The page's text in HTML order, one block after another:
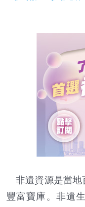
非遺資源是當
豐富寶庫。非遺